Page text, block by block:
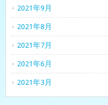
2021年9月
2021年8月
2021年7月
2021年6月
2021年3月